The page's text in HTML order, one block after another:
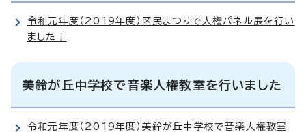
令和元年度（2019年度）区民まつりで人権パネル展を行い
ました！
美鈴が丘中学校で音楽人権教室を行いました
令和元年度（2019年度）美鈴が丘中学校で音楽人権教室